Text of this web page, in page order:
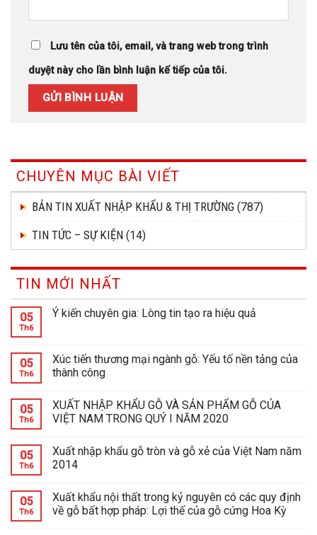
Lưu tên của tôi, email, và trang web trong trình
duyệt này cho lần bình luận kế tiếp của tôi.
CHUYÊN MỤC BÀI VIẾT
BẢN TIN XUẤT NHẬP KHẨU & THỊ TRƯỜNG (787)
TIN TỨC – SỰ KIỆN (14)
TIN MỚI NHẤT
05
Th6
Ý kiến chuyên gia: Lòng tin tạo ra hiệu quả
05
Th6
Xúc tiến thương mại ngành gỗ: Yếu tố nền tảng của
thành công
05
Th6
XUẤT NHẬP KHẨU GỖ VÀ SẢN PHẨM GỖ CỦA
VIỆT NAM TRONG QUÝ I NĂM 2020
05
Th6
Xuất nhập khẩu gỗ tròn và gỗ xẻ của Việt Nam năm
2014
05
Th6
Xuất khẩu nội thất trong kỷ nguyên có các quy định
về gỗ bất hợp pháp: Lợi thế của gỗ cứng Hoa Kỳ